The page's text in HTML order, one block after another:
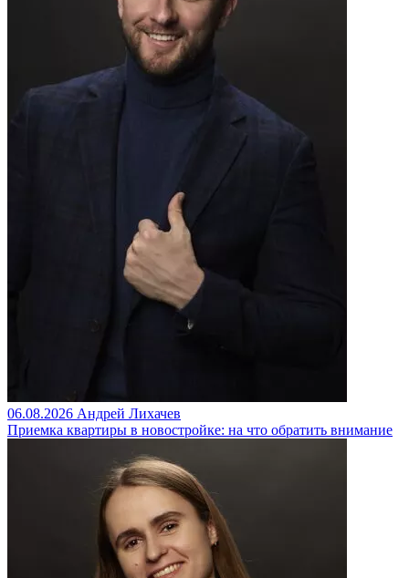
06.08.2026 Андрей Лихачев
Приемка квартиры в новостройке: на что обратить внимание